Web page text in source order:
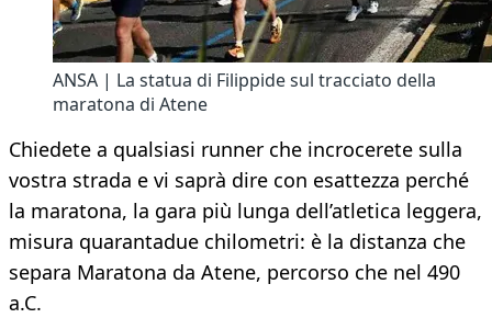
ANSA | La statua di Filippide sul tracciato della
maratona di Atene
Chiedete a qualsiasi runner che incrocerete sulla
vostra strada e vi saprà dire con esattezza perché
la maratona, la gara più lunga dell’atletica leggera,
misura quarantadue chilometri: è la distanza che
separa Maratona da Atene, percorso che nel 490
a.C.